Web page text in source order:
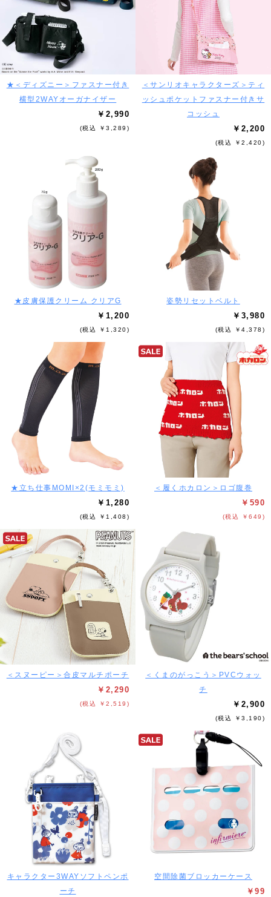
★＜ディズニー＞ファスナー付き
横型2WAYオーガナイザー
￥2,990
(税込 ￥3,289)
＜サンリオキャラクターズ＞ティ
ッシュポケットファスナー付きサ
コッシュ
￥2,200
(税込 ￥2,420)
★皮膚保護クリーム クリアG
￥1,200
(税込 ￥1,320)
姿勢リセットベルト
￥3,980
(税込 ￥4,378)
★立ち仕事MOMI×2(モミモミ)
￥1,280
(税込 ￥1,408)
＜履くホカロン＞ロゴ腹巻
￥590
(税込 ￥649)
＜スヌーピー＞合皮マルチポーチ
￥2,290
(税込 ￥2,519)
＜くまのがっこう＞PVCウォッ
チ
￥2,900
(税込 ￥3,190)
キャラクター3WAYソフトペンポ
ーチ
空間除菌ブロッカーケース
￥99